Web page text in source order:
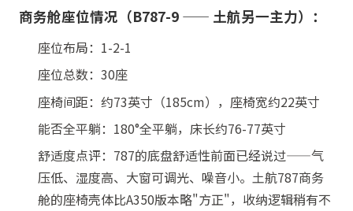
商务舱座位情况（B787-9 —— 土航另一主力）：
座位布局：1-2-1
座位总数：30座
座椅间距：约73英寸（185cm），座椅宽约22英寸
能否全平躺：180°全平躺，床长约76-77英寸
舒适度点评：787的底盘舒适性前面已经说过——气
压低、湿度高、大窗可调光、噪音小。土航787商务
舱的座椅壳体比A350版本略"方正"，收纳逻辑稍有不